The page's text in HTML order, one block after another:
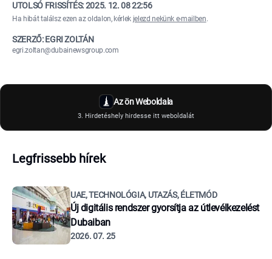
UTOLSÓ FRISSÍTÉS:2025. 12. 08 22:56
Ha hibát találsz ezen az oldalon, kérlek jelezd nekünk e-mailben.
SZERZŐ: EGRI ZOLTÁN
egri.zoltan@dubainewsgroup.com
Az ön Weboldala
3. Hirdetéshely hirdesse itt weboldalát
Legfrissebb hírek
UAE, TECHNOLÓGIA, UTAZÁS, ÉLETMÓD
Új digitális rendszer gyorsítja az útlevélkezelést
Dubaiban
2026. 07. 25